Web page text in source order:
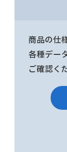
商品の仕
各種デー
ご確認く